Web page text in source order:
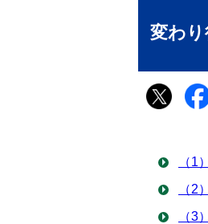
変わ
（1
（2
（3